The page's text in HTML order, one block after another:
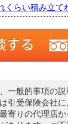
くらい積み立て
一般的事項の
引受保険会社
寄りの代理店